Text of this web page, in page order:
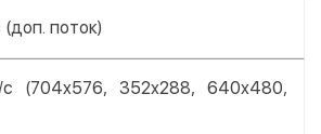
поток)
(704x576, 352x288, 640x480,